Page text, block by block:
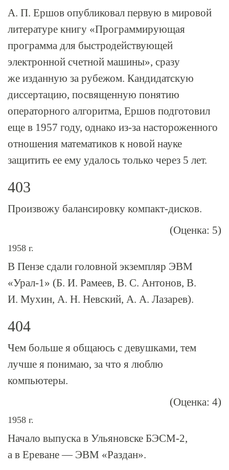
А. П. Ершов опубликовал первую в мировой
литературе книгу «Программирующая
программа для быстродействующей
электронной счетной машины», сразу
же изданную за рубежом. Кандидатскую
диссертацию, посвященную понятию
операторного алгоритма, Ершов подготовил
еще в 1957 году, однако из-за настороженного
отношения математиков к новой науке
защитить ее ему удалось только через 5 лет.
403
Произвожу балансировку компакт-дисков.
(Оценка: 5)
1958 г.
В Пензе сдали головной экземпляр ЭВМ
«Урал-1» (Б. И. Рамеев, В. С. Антонов, В.
И. Мухин, А. Н. Невский, А. А. Лазарев).
404
Чем больше я общаюсь с девушками, тем
лучше я понимаю, за что я люблю
компьютеры.
(Оценка: 4)
1958 г.
Начало выпуска в Ульяновске БЭСМ-2,
а в Ереване — ЭВМ «Раздан».